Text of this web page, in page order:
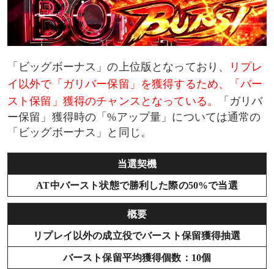
「ビッグボーナス」の上位版となっており、
リプレ
イ以外で「ガリバー保留」を獲得するため、「バー
スト保留」獲得のチャンスとなっている。
「ガリバ
ー保留」獲得時の「%アップ量」については通常の
「ビッグボーナス」と同じ。
当選契機
AT中バースト状態で勝利した際の50%で当選
概要
リプレイ以外の成立役でバースト保留獲得抽選
バースト保留平均獲得個数：10個